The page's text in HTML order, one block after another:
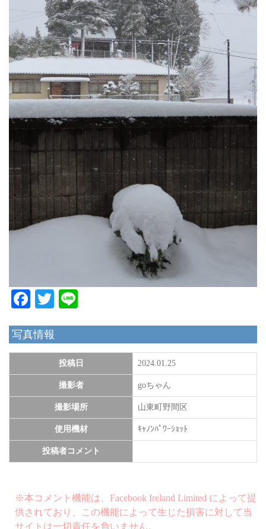
Facebook
Twitter
写真情報
投稿日 2024.01.25
撮影者 goちゃん
撮影場所 山東町野間区
使用機材 ｷｬﾉﾝﾊﾟﾜｰｼｮｯﾄ
投稿者コメント
※本コメント機能は、Facebook Ireland Limited によって提
供されており、この機能によって生じた損害に対して当
サイトは一切責任を負いません。